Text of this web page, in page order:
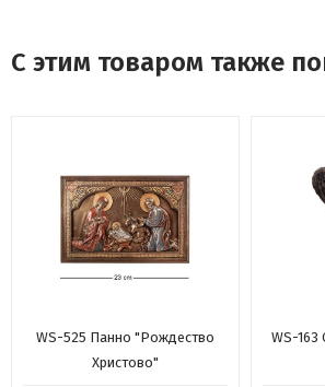
С этим товаром также
WS-525 Панно "Рождество
Христово"
WS-163